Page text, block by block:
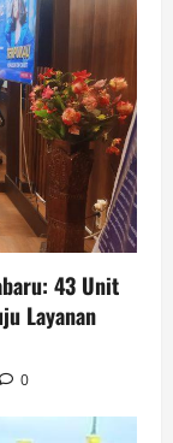
43 Unit
Layanan
0